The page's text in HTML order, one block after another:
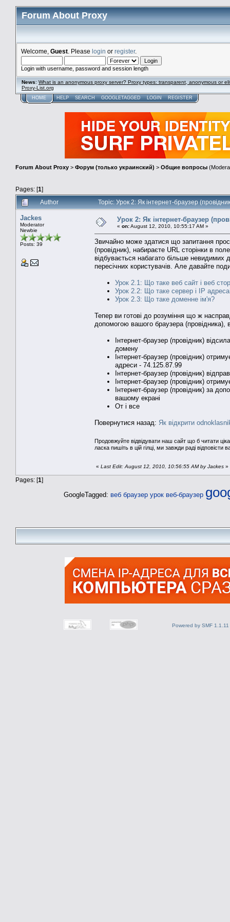
Forum About Proxy
Welcome, Guest . Please login or register.
Login with username, password and session length
News: What is an anonymous proxy server? Proxy types: transparent, anonymous or
Proxy-List.org
HOME HELP SEARCH GOOGLETAGGED LOGIN REGISTER
Forum About Proxy > Форум (только украинский) > Общие вопросы
Pages: [1]
Author
Topic: Урок 2: Як інтернет-браузер
Jackes
Moderator
Newbie
Posts: 39
Урок 2: Як інтернет-браузер
« on:August 12, 2010, 10:55:17 AM »
Звичайно може здатися що запитання
(провідник), набираєте URL сторінки в
відбувається набагато більше невидимих
пересічних користувачів. Але давайте
Урок 2.1: Що таке веб сайт і веб
Урок 2.2: Що таке сервер і IP
Урок 2.3: Що таке доменне ім'я?
Тепер ви готові до розуміння що ж
допомогою вашого браузера (провідника),
Інтернет-браузер (провідник)
домену
Інтернет-браузер (провідник)
адреси - 74.125.87.99
Інтернет-браузер (провідник)
Інтернет-браузер (провідник)
Інтернет-браузер (провідник) за
вашому екрані
От і все
Повернутися назад: Як відкрити
Продовжуйте відвідувати наш сайт що б читати
ласка пишіть в цій гілці, ми завжди раді відповісти
« Last Edit: August 12, 2010, 10:56:55 AM by Jackes »
Pages: [1]
GoogleTagged: веб браузер урок веб-браузер
Powered by SMF 1.1.11